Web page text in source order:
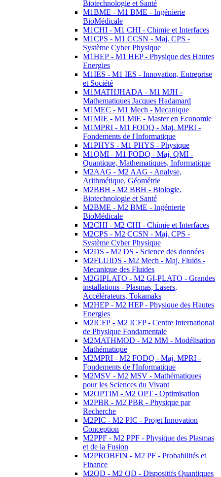
Biotechnologie et Santé
M1BME - M1 BME - Ingénierie
BioMédicale
M1CHI - M1 CHI - Chimie et Interfaces
M1CPS - M1 CCSN - Maj. CPS -
Système Cyber Physique
M1HEP - M1 HEP - Physique des Hautes
Energies
M1IES - M1 IES - Innovation, Entreprise
et Société
M1MATHJHADA - M1 MJH -
Mathematiques Jacques Hadamard
M1MEC - M1 Mech - Mecanique
M1MIE - M1 MiE - Master en Economie
M1MPRI - M1 FODQ - Maj. MPRI -
Fondements de l'Informatique
M1PHYS - M1 PHYS - Physique
M1QMI - M1 FODQ - Maj. QMI -
Quantique, Mathematiques, Informatique
M2AAG - M2 AAG - Analyse,
Arithmétique, Géométrie
M2BBH - M2 BBH - Biologie,
Biotechnologie et Santé
M2BME - M2 BME - Ingénierie
BioMédicale
M2CHI - M2 CHI - Chimie et Interfaces
M2CPS - M2 CCSN - Maj. CPS -
Système Cyber Physique
M2DS - M2 DS - Science des données
M2FLUIDS - M2 Mech - Maj. Fluids -
Mecanique des Fluides
M2GIPLATO - M2 GI-PLATO - Grandes
installations - Plasmas, Lasers,
Accélérateurs, Tokamaks
M2HEP - M2 HEP - Physique des Hautes
Energies
M2ICFP - M2 ICFP - Centre International
de Physique Fondamentale
M2MATHMOD - M2 MM - Modélisation
Mathématique
M2MPRI - M2 FODQ - Maj. MPRI -
Fondements de l'Informatique
M2MSV - M2 MSV - Mathématiques
pour les Sciences du Vivant
M2OPTIM - M2 OPT - Optimisation
M2PBR - M2 PBR - Physique par
Recherche
M2PIC - M2 PIC - Projet Innovation
Conception
M2PPF - M2 PPF - Physique des Plasmas
et de la Fusion
M2PROBFIN - M2 PF - Probabilités et
Finance
M2QD - M2 QD - Dispositifs Quantiques